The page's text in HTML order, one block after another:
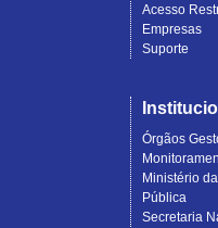
Acesso
Empresas
Suporte
Órgãos
Ministério
Pública
Secretaria